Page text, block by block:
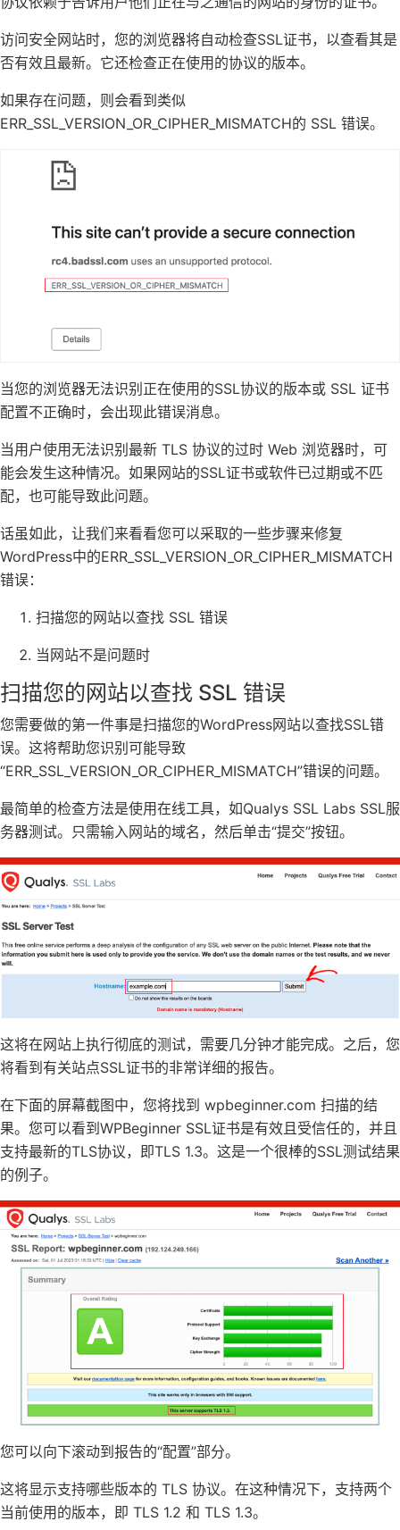
访问安全网站时，您的浏览器将自动检查SSL证书，以查看其是
否有效且最新。它还检查正在使用的协议的版本。
如果存在问题，则会看到类似
ERR_SSL_VERSION_OR_CIPHER_MISMATCH的 SSL 错误。
当您的浏览器无法识别正在使用的SSL协议的版本或 SSL 证书
配置不正确时，会出现此错误消息。
当用户使用无法识别最新 TLS 协议的过时 Web 浏览器时，可
能会发生这种情况。如果网站的SSL证书或软件已过期或不匹
配，也可能导致此问题。
话虽如此，让我们来看看您可以采取的一些步骤来修复
WordPress中的ERR_SSL_VERSION_OR_CIPHER_MISMATCH
错误：
扫描您的网站以查找 SSL 错误
当网站不是问题时
扫描您的网站以查找 SSL 错误
您需要做的第一件事是扫描您的WordPress网站以查找SSL错
误。这将帮助您识别可能导致
“ERR_SSL_VERSION_OR_CIPHER_MISMATCH”错误的问题。
最简单的检查方法是使用在线工具，如Qualys SSL Labs SSL服
务器测试。只需输入网站的域名，然后单击“提交”按钮。
这将在网站上执行彻底的测试，需要几分钟才能完成。之后，您
将看到有关站点SSL证书的非常详细的报告。
在下面的屏幕截图中，您将找到 wpbeginner.com 扫描的结
果。您可以看到WPBeginner SSL证书是有效且受信任的，并且
支持最新的TLS协议，即TLS 1.3。这是一个很棒的SSL测试结果
的例子。
您可以向下滚动到报告的“配置”部分。
这将显示支持哪些版本的 TLS 协议。在这种情况下，支持两个
当前使用的版本，即 TLS 1.2 和 TLS 1.3。